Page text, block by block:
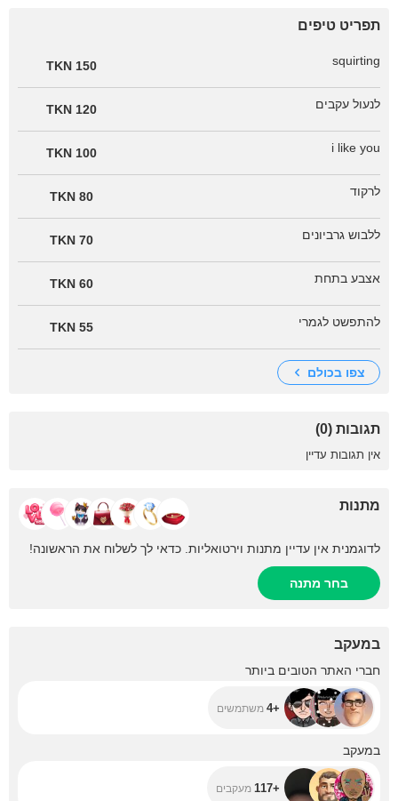
תפריט טיפים
squirting
150 TKN
לנעול עקבים 120 TKN
i like you
100 TKN
לרקוד 80 TKN
ללבוש גרביונים 70 TKN
אצבע בתחת 60 TKN
להתפשט לגמרי 55 TKN
צפו בכולם
תגובות (0)
אין תגובות עדיין
מתנות
לדוגמנית אין עדיין מתנות וירטואליות. כדאי לך לשלוח את הראשונה!
בחר מתנה
במעקב
חברי האתר הטובים ביותר
+4
+4 משתמשים
במעקב
+117 מעקבים